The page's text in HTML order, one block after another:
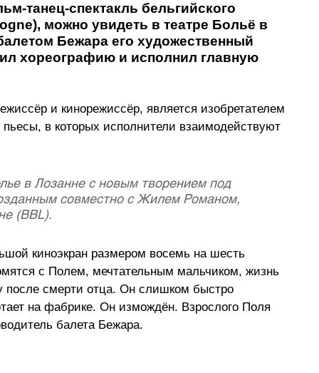
танец-спектакль бельгийского
можно увидеть в театре Больё в
Бежара его художественный
хореографию и исполнил главную
и кинорежиссёр, является изобретателем
в которых исполнители взаимодействуют
в Лозанне с новым творением под
совместно с Жилем Романом,
(BBL).
киноэкран размером восемь на шесть
с Полем, мечтательным мальчиком, жизнь
после смерти отца. Он слишком быстро
на фабрике. Он измождён. Взрослого Поля
балета Бежара.